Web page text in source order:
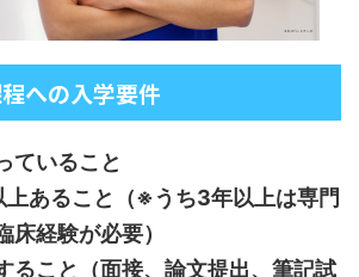
への入学要件
ていること
あること（※うち3年以上は専門
床経験が必要）
ること（面接、論文提出、筆記試